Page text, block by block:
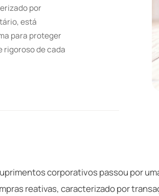
por
está
para proteger
rigoroso de cada
corporativos passou por
reativas, caracterizado por